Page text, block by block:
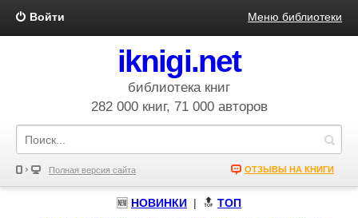
Войти Меню библиотеки
iknigi.net
библиотека книг
282 000 книг, 71 000 авторов
Полная версия сайта ОТЗЫВЫ НА КНИГИ
🆕 НОВИНКИ | 🔝 ТОП